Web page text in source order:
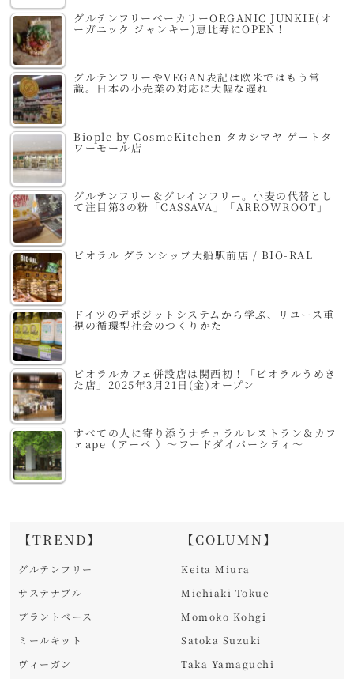
グルテンフリーベーカリーORGANIC JUNKIE(オ
ーガニック ジャンキー)恵比寿にOPEN！
グルテンフリーやVEGAN表記は欧米ではもう常
識。日本の小売業の対応に大幅な遅れ
Biople by CosmeKitchen タカシマヤ ゲートタ
ワーモール店
グルテンフリー＆グレインフリー。小麦の代替とし
て注目第3の粉「CASSAVA」「ARROWROOT」
ビオラル グランシップ大船駅前店 / BIO-RAL
ドイツのデポジットシステムから学ぶ、リユース重
視の循環型社会のつくりかた
ビオラルカフェ併設店は関西初！「ビオラルうめき
た店」2025年3月21日(金)オープン
すべての人に寄り添うナチュラルレストラン＆カフ
ェape（アーペ ）～フードダイバーシティ～
【TREND】
グルテンフリー
サステナブル
プラントベース
ミールキット
ヴィーガン
【COLUMN】
Keita Miura
Michiaki Tokue
Momoko Kohgi
Satoka Suzuki
Taka Yamaguchi